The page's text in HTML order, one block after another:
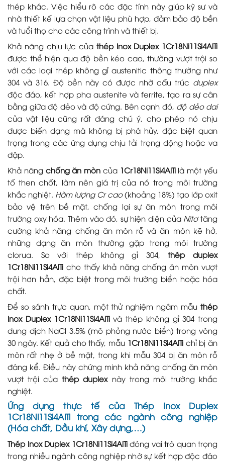
thép khác. Việc hiểu rõ các đặc tính này giúp kỹ sư và
nhà thiết kế lựa chọn vật liệu phù hợp, đảm bảo độ bền
và tuổi thọ cho các công trình và thiết bị.
Khả năng chịu lực của thép Inox Duplex 1Cr18Ni11Si4AlTi
được thể hiện qua độ bền kéo cao, thường vượt trội so
với các loại thép không gỉ austenitic thông thường như
304 và 316. Độ bền này có được nhờ cấu trúc duplex
độc đáo, kết hợp pha austenite và ferrite, tạo ra sự cân
bằng giữa độ dẻo và độ cứng. Bên cạnh đó, độ dẻo dai
của vật liệu cũng rất đáng chú ý, cho phép nó chịu
được biến dạng mà không bị phá hủy, đặc biệt quan
trọng trong các ứng dụng chịu tải trọng động hoặc va
đập.
Khả năng chống ăn mòn của 1Cr18Ni11Si4AlTilà một yếu
tố then chốt, làm nên giá trị của nó trong môi trường
khắc nghiệt. Hàm lượng Cr cao(khoảng 18%) tạo lớp oxit
bảo vệ trên bề mặt, chống lại sự ăn mòn trong môi
trường oxy hóa. Thêm vào đó, sự hiện diện của Nitơtăng
cường khả năng chống ăn mòn rỗ và ăn mòn kẽ hở,
những dạng ăn mòn thường gặp trong môi trường
clorua. So với thép không gỉ 304,thép duplex
1Cr18Ni11Si4AlTi cho thấy khả năng chống ăn mòn vượt
trội hơn hẳn, đặc biệt trong môi trường biển hoặc hóa
chất.
Để so sánh trực quan, một thử nghiệm ngâm mẫu thép
Inox Duplex 1Cr18Ni11Si4AlTivà thép không gỉ 304 trong
dung dịch NaCl 3.5% (mô phỏng nước biển) trong vòng
30 ngày. Kết quả cho thấy, mẫu 1Cr18Ni11Si4AlTichỉ bị ăn
mòn rất nhẹ ở bề mặt, trong khi mẫu 304 bị ăn mòn rỗ
đáng kể. Điều này chứng minh khả năng chống ăn mòn
vượt trội củathép duplexnày trong môi trường khắc
nghiệt.
Ứng dụng thực tế của Thép Inox Duplex
1Cr18Ni11Si4AlTi trong các ngành công nghiệp
(Hóa chất, Dầu khí, Xây dựng,…)
Thép Inox Duplex 1Cr18Ni11Si4AlTiđóng vai trò quan trọng
trong nhiều ngành công nghiệp nhờ sự kết hợp độc đáo